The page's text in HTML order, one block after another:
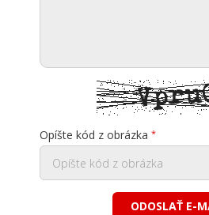
Opíšte kód z obrázka
ODOSLAŤ E-